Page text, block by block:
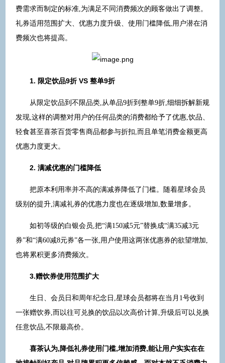
费需求而制定的标准,为满足不同消费频次的顾客做出了调整。
礼券适用范围扩大、优惠力度升级、使用门槛降低,用户潜在消
费频次也将提高。
1. 限定饮品9折 VS 整单9折
从限定饮品到不限品类,从单品9折到整单9折,细细拆解新规
发现,这样的调整对用户的任何品类的消费都给予了优惠,饮品、
轻食甚至喜茶百货零售商品都参与折扣,而且单笔消费金额更高
优惠力度更大。
2. 满减优惠的门槛降低
把原本利用率并不高的满减券降低了门槛。随着星球会员
级别的提升,满减礼券的优惠力度也在逐级增加,数量增多。
如初等级的白银会员,把“满150减5元”替换成“满35减3元
券”和“满60减8元券”各一张,用户使用这两张优惠券的欲望增加,
也将累积更多消费频次。
3.赠饮券使用范围扩大
生日、会员日和周年纪念日,星球会员都将在当月1号收到
一张赠饮券,而以往可兑换的饮品以次高价计算,升级后可以兑换
任意饮品,不限最高价。
喜茶认为,降低礼券使用门槛,增加消费,能让用户实实在在